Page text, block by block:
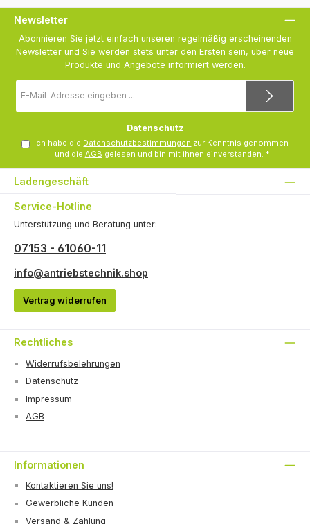
Newsletter
Abonnieren Sie jetzt einfach unseren regelmäßig erscheinenden
Newsletter und Sie werden stets unter den Ersten sein, über neue
Produkte und Angebote informiert werden.
Mail-
Adresse
Datenschutz
Ich habe die Datenschutzbestimmungen zur Kenntnis genommen
und die AGB gelesen und bin mit ihnen einverstanden. *
Ladengeschäft
Service-Hotline
Unterstützung und Beratung unter:
07153 - 61060-11
info@antriebstechnik.shop
Vertrag widerrufen
Rechtliches
Widerrufsbelehrungen
Datenschutz
Impressum
AGB
Informationen
Kontaktieren Sie uns!
Gewerbliche Kunden
Versand & Zahlung